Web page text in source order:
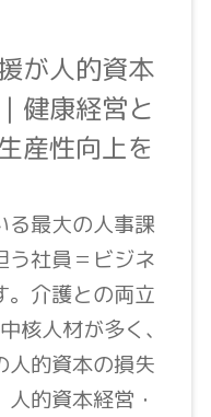
が人的資本
健康経営と
産性向上を
る最大の人事課
う社員＝ビジネ
。介護との両立
核人材が多く、
人的資本の損失
的資本経営・